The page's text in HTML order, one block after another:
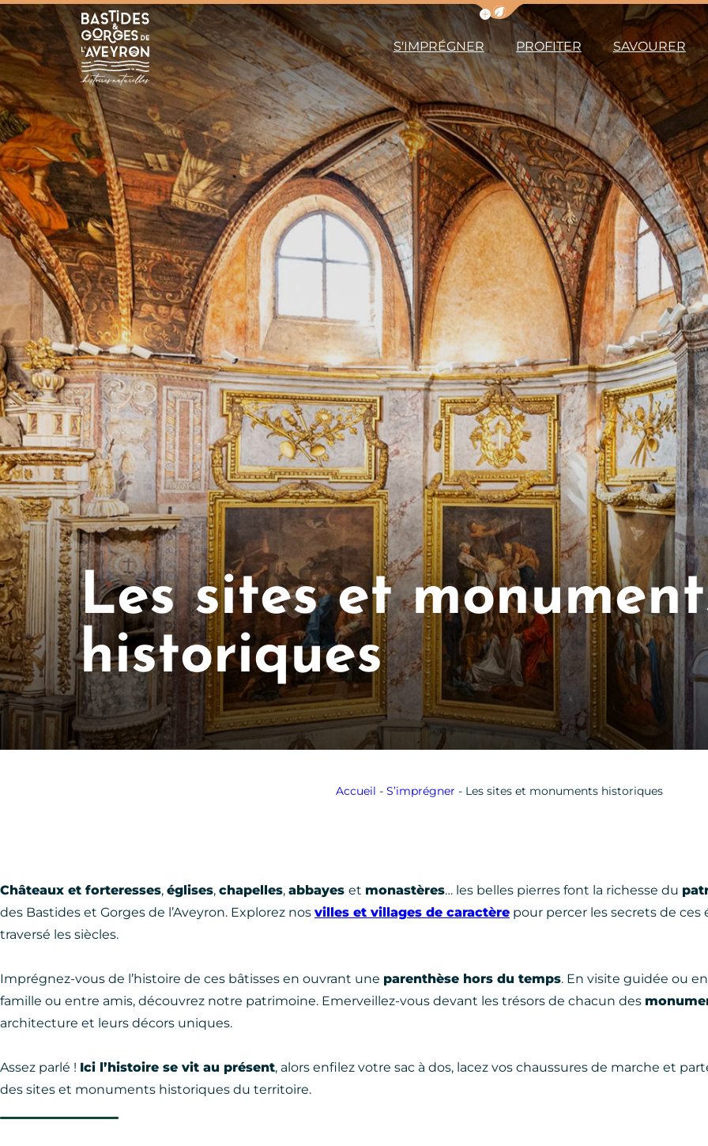
Afficher la barre de navigation du
Bastides et Gorges de l&#039;Aveyron
S'IMPRÉGNER PROFITER SAVOURER
Les sites et
historiques
Accueil - S’imprégner - Les sites et monuments historiques
Châteaux et forteresses, églises, chapelles, abbayes et monastères… les belles pierres font la richesse du
des Bastides et Gorges de l’Aveyron. Explorez nos villes et villages de caractère pour percer les secrets de ces
traversé les siècles.
Imprégnez-vous de l’histoire de ces bâtisses en ouvrant une parenthèse hors du temps. En visite guidée ou
famille ou entre amis, découvrez notre patrimoine. Emerveillez-vous devant les trésors de chacun des
architecture et leurs décors uniques.
Assez parlé ! Ici l’histoire se vit au présent, alors enfilez votre sac à dos, lacez vos chaussures de marche et
des sites et monuments historiques du territoire.